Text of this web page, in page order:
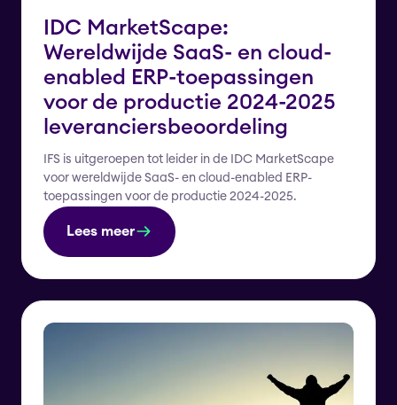
IDC MarketScape:
Wereldwijde SaaS- en cloud-
enabled ERP-toepassingen
voor de productie 2024-2025
leveranciersbeoordeling
IFS is uitgeroepen tot leider in de IDC MarketScape
voor wereldwijde SaaS- en cloud-enabled ERP-
toepassingen voor de productie 2024-2025.
Lees meer